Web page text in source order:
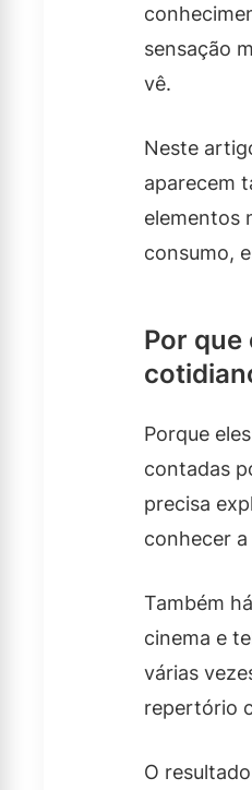
sensação
vê.
Neste
aparecem
elementos
consumo,
Por
Porque
contadas
precisa
conhecer
Também
cinema e
várias
repertório
O